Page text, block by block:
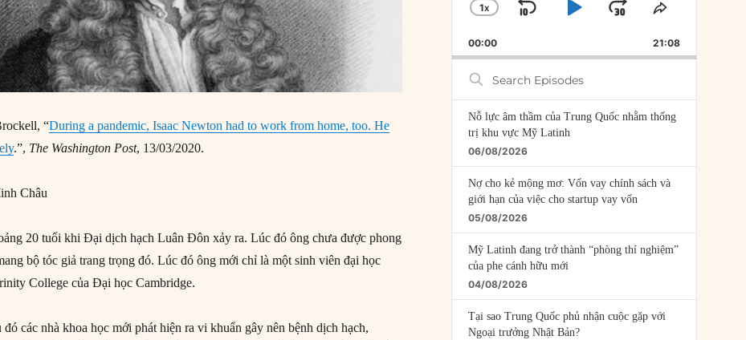
“During a pandemic, Isaac Newton had to work from home, too. He
.”, The Washington Post, 13/03/2020.
Châu
20 tuổi khi Đại dịch hạch Luân Đôn xảy ra. Lúc đó ông chưa được phong
bộ tóc giả trang trọng đó. Lúc đó ông mới chỉ là một sinh viên đại học
College của Đại học Cambridge.
đó các nhà khoa học mới phát hiện ra vi khuẩn gây nên bệnh dịch hạch,
CHANGE
RATE
1X
SKIP
BACKWARD
PLAYJUMP
FORWARD
SHARE
EPISODE
00:00 21:08
Search
Episodes
Nỗ lực âm thầm của Trung Quốc nhằm thống
trị khu vực Mỹ Latinh
06/08/2026
Nợ cho kẻ mộng mơ: Vốn vay chính sách và
giới hạn của việc cho startup vay vốn
05/08/2026
Mỹ Latinh đang trở thành “phòng thí nghiệm”
của phe cánh hữu mới
04/08/2026
Tại sao Trung Quốc phủ nhận cuộc gặp với
Ngoại trưởng Nhật Bản?